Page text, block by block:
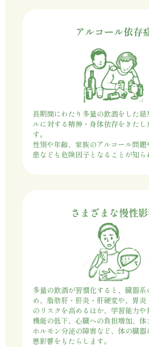
アルコール依存
長期間にわたり多量の飲酒をした結
ルに対する精神・身体依存をきた
す。
性別や年齢、家族のアルコール問
患なども危険因子となることが知ら
さまざまな慢性
多量の飲酒が習慣化すると、臓器系
め、脂肪肝・肝炎・肝硬変や、胃炎
のリスクを高めるほか、学習能力
機能の低下、心臓への負担増加、
ホルモン分泌の障害など、体の臓器
悪影響をもたらします。